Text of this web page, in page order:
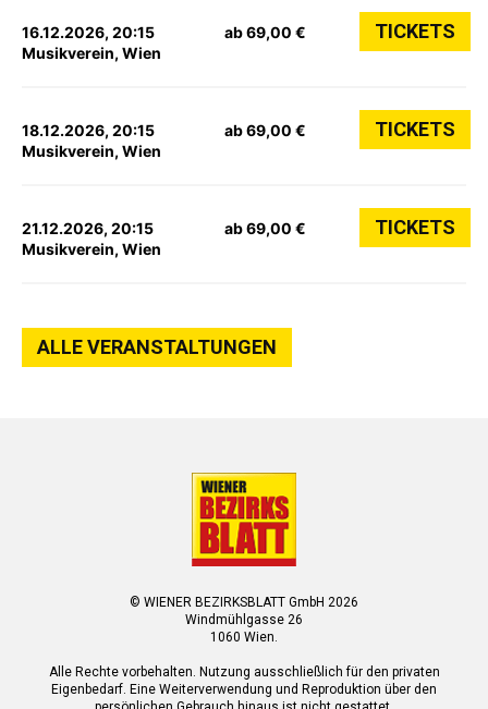
16.12.2026, 20:15
Musikverein, Wien
ab 69,00 € TICKETS
18.12.2026, 20:15
Musikverein, Wien
ab 69,00 € TICKETS
21.12.2026, 20:15
Musikverein, Wien
ab 69,00 € TICKETS
ALLE VERANSTALTUNGEN
© WIENER BEZIRKSBLATT GmbH 2026
Windmühlgasse 26
1060 Wien.
Alle Rechte vorbehalten. Nutzung ausschließlich für den privaten
Eigenbedarf. Eine Weiterverwendung und Reproduktion über den